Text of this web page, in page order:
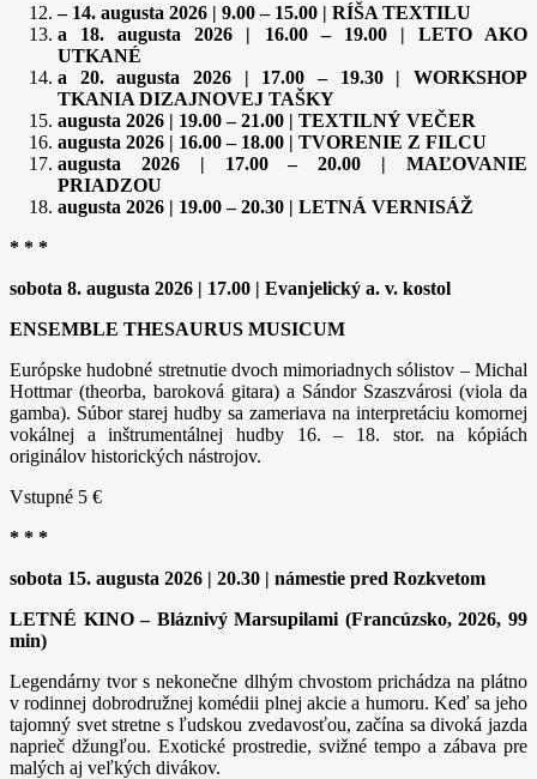
– 14. augusta 2026 | 9.00 – 15.00 | RÍŠA TEXTILU
a 18. augusta 2026 | 16.00 – 19.00 | LETO AKO
UTKANÉ
a 20. augusta 2026 | 17.00 – 19.30 | WORKSHOP
TKANIA DIZAJNOVEJ TAŠKY
augusta 2026 | 19.00 – 21.00 | TEXTILNÝ VEČER
augusta 2026 | 16.00 – 18.00 | TVORENIE Z FILCU
augusta 2026 | 17.00 – 20.00 | MAĽOVANIE
PRIADZOU
augusta 2026 | 19.00 – 20.30 | LETNÁ VERNISÁŽ
* * *
sobota 8. augusta 2026 | 17.00 | Evanjelický a. v. kostol
ENSEMBLE THESAURUS MUSICUM
Európske hudobné stretnutie dvoch mimoriadnych sólistov – Michal
Hottmar (theorba, baroková gitara) a Sándor Szaszvárosi (viola da
gamba). Súbor starej hudby sa zameriava na interpretáciu komornej
vokálnej a inštrumentálnej hudby 16. – 18. stor. na kópiách
originálov historických nástrojov.
Vstupné 5 €
* * *
sobota 15. augusta 2026 | 20.30 | námestie pred Rozkvetom
LETNÉ KINO – Bláznivý Marsupilami (Francúzsko, 2026, 99
min)
Legendárny tvor s nekonečne dlhým chvostom prichádza na plátno
v rodinnej dobrodružnej komédii plnej akcie a humoru. Keď sa jeho
tajomný svet stretne s ľudskou zvedavosťou, začína sa divoká jazda
naprieč džungľou. Exotické prostredie, svižné tempo a zábava pre
malých aj veľkých divákov.